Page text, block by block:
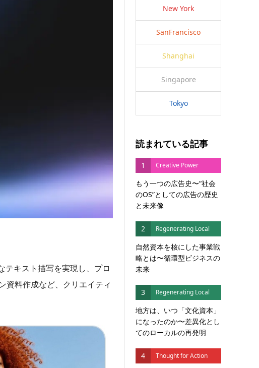
キスト描写を実現し、プロ
資料作成など、クリエイティ
New York
SanFrancisco
Shanghai
Singapore
Tokyo
読まれている記事
1 Creative Power
もう一つの広告史〜“社会
のOS”としての広告の歴史
と未来像
2 Regenerating Local
自然資本を核にした事業戦
略とは〜循環型ビジネスの
未来
3 Regenerating Local
地方は、いつ「文化資本」
になったのか〜差異化とし
てのローカルの再発明
4 Thought for Action